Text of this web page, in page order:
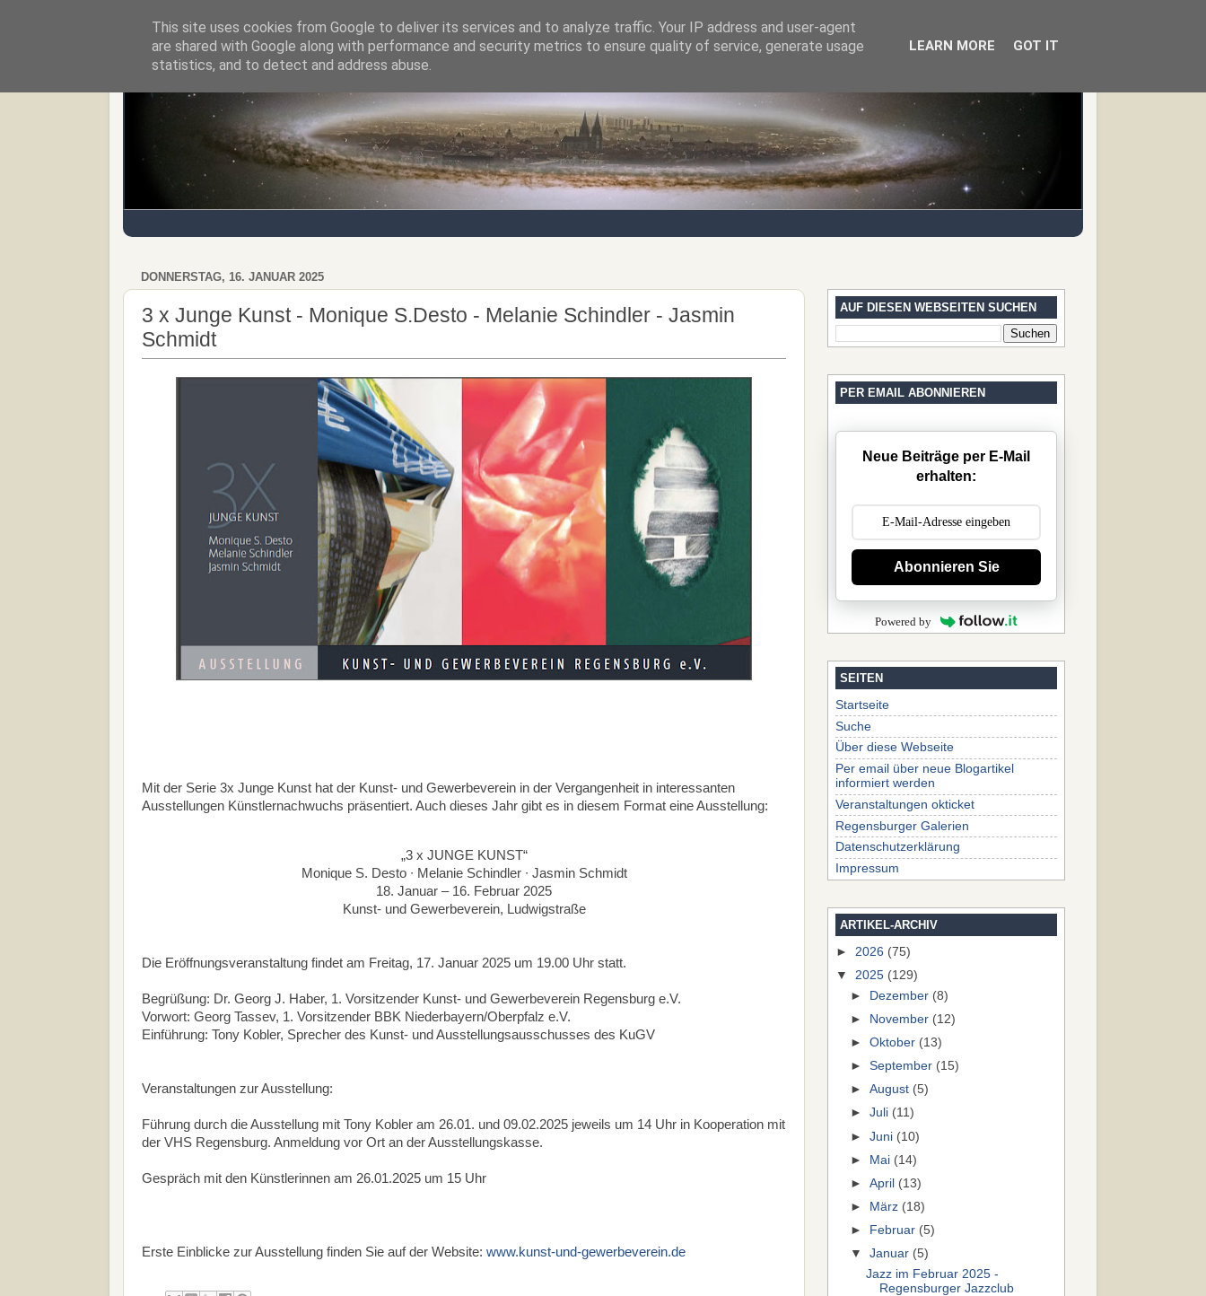
Regensburger Tagebuch Notizen von der nördlichsten Stadt Italiens
DONNERSTAG, 16. JANUAR 2025
3 x Junge Kunst - Monique S.Desto - Melanie Schindler - Jasmin
Schmidt
Mit der Serie 3x Junge Kunst hat der Kunst- und Gewerbeverein in der Vergangenheit in interessanten
Ausstellungen Künstlernachwuchs präsentiert. Auch dieses Jahr gibt es in diesem Format eine Ausstellung:
„3 x JUNGE KUNST“
Monique S. Desto ∙ Melanie Schindler ∙ Jasmin Schmidt
18. Januar – 16. Februar 2025
Kunst- und Gewerbeverein, Ludwigstraße
Die Eröffnungsveranstaltung findet am Freitag, 17. Januar 2025 um 19.00 Uhr statt.
Begrüßung: Dr. Georg J. Haber, 1. Vorsitzender Kunst- und Gewerbeverein Regensburg e.V.
Vorwort: Georg Tassev, 1. Vorsitzender BBK Niederbayern/Oberpfalz e.V.
Einführung: Tony Kobler, Sprecher des Kunst- und Ausstellungsausschusses des KuGV
Veranstaltungen zur Ausstellung:
Führung durch die Ausstellung mit Tony Kobler am 26.01. und 09.02.2025 jeweils um 14 Uhr in Kooperation mit
der VHS Regensburg. Anmeldung vor Ort an der Ausstellungskasse.
Gespräch mit den Künstlerinnen am 26.01.2025 um 15 Uhr
Erste Einblicke zur Ausstellung finden Sie auf der Website: www.kunst-und-gewerbeverein.de
AUF DIESEN WEBSEITEN SUCHEN
PER EMAIL ABONNIEREN
Neue Beiträge per E-Mail
erhalten:
Abonnieren Sie
Powered by
SEITEN
Startseite
Suche
Über diese Webseite
Per email über neue Blogartikel
informiert werden
Veranstaltungen okticket
Regensburger Galerien
Datenschutzerklärung
Impressum
ARTIKEL-ARCHIV
► 2026 (75)
▼ 2025 (129)
►
Dezember (8)
►
November (12)
►Oktober (13)
►September (15)
►August (5)
►Juli (11)
►Juni (10)
► Mai (14)
►April (13)
►
März (18)
►
Februar (5)
▼Januar (5)
Jazz im Februar 2025 -
Regensburger Jazzclub
This site uses cookies from Google to deliver its services and to analyze traffic. Your IP address and user-agent
are shared with Google along with performance and security metrics to ensure quality of service, generate usage
statistics, and to detect and address abuse.
LEARN MORE GOT IT